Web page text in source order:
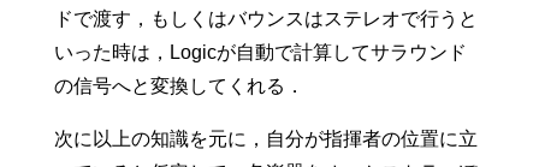
ドで渡す，もしくはバウンスはステレオで行うと
いった時は，Logicが自動で計算してサラウンド
の信号へと変換してくれる．
次に以上の知識を元に，自分が指揮者の位置に立